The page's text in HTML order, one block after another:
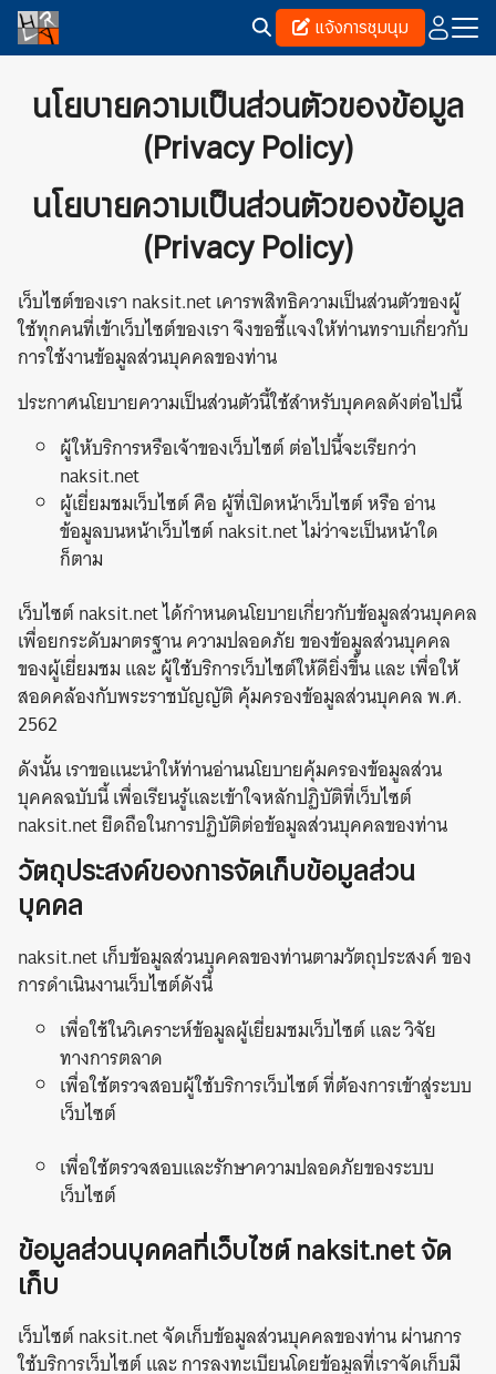
Skip
แจ้งการชุมนุม
นโยบายความเป็นส่วนตัวของข้อมูล
(Privacy Policy)
นโยบายความเป็นส่วนตัวของข้อมูล
(Privacy Policy)
เว็บไซต์ของเรา naksit.net เคารพสิทธิความเป็นส่วนตัวของผู้
ใช้ทุกคนที่เข้าเว็บไซต์ของเรา จึงขอชี้แจงให้ท่านทราบเกี่ยวกับ
การใช้งานข้อมูลส่วนบุคคลของท่าน
ประกาศนโยบายความเป็นส่วนตัวนี้ใช้สำหรับบุคคลดังต่อไปนี้
ผู้ให้บริการหรือเจ้าของเว็บไซต์ ต่อไปนี้จะเรียกว่า
naksit.net
ผู้เยี่ยมชมเว็บไซต์ คือ ผู้ที่เปิดหน้าเว็บไซต์ หรือ อ่าน
ข้อมูลบนหน้าเว็บไซต์ naksit.net ไม่ว่าจะเป็นหน้าใด
ก็ตาม
เว็บไซต์ naksit.net ได้กำหนดนโยบายเกี่ยวกับข้อมูลส่วนบุคคล
เพื่อยกระดับมาตรฐาน ความปลอดภัย ของข้อมูลส่วนบุคคล
ของผู้เยี่ยมชม และ ผู้ใช้บริการเว็บไซต์ให้ดียิ่งขึ้น และ เพื่อให้
สอดคล้องกับพระราชบัญญัติ คุ้มครองข้อมูลส่วนบุคคล พ.ศ.
2562
ดังนั้น เราขอแนะนำให้ท่านอ่านนโยบายคุ้มครองข้อมูลส่วน
บุคคลฉบับนี้ เพื่อเรียนรู้และเข้าใจหลักปฏิบัติที่เว็บไซต์
naksit.net ยึดถือในการปฏิบัติต่อข้อมูลส่วนบุคคลของท่าน
วัตถุประสงค์ของการจัดเก็บข้อมูลส่วน
บุคคล
naksit.net เก็บข้อมูลส่วนบุคคลของท่านตามวัตถุประสงค์ ของ
การดำเนินงานเว็บไซต์ดังนี้
เพื่อใช้ในวิเคราะห์ข้อมูลผู้เยี่ยมชมเว็บไซต์ และ วิจัย
ทางการตลาด
เพื่อใช้ตรวจสอบผู้ใช้บริการเว็บไซต์ ที่ต้องการเข้าสู่ระบบ
เว็บไซต์
เพื่อใช้ตรวจสอบและรักษาความปลอดภัยของระบบ
เว็บไซต์
ข้อมูลส่วนบุคคลที่เว็บไซต์ naksit.net จัด
เก็บ
เว็บไซต์ naksit.net จัดเก็บข้อมูลส่วนบุคคลของท่าน ผ่านการ
ใช้บริการเว็บไซต์ และ การลงทะเบียนโดยข้อมูลที่เราจัดเก็บมี